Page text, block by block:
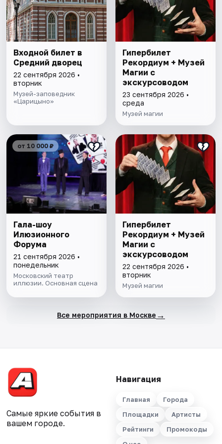
Входной билет в
Средний дворец
22 сентября 2026 •
вторник
Музей-заповедник
«Царицыно»
Гипербилет
Рекордиум + Музей
Магии с
экскурсоводом
23 сентября 2026 •
среда
Музей магии
от 10 000 ₽
Гала-шоу
Илюзионного
Форума
21 сентября 2026 •
понедельник
Московский театр
иллюзии. Основная сцена
Гипербилет
Рекордиум + Музей
Магии с
экскурсоводом
22 сентября 2026 •
вторник
Музей магии
Все мероприятия в Москве →
Самые яркие события в
вашем городе.
Навигация
Главная
Города
Площадки
Артисты
Рейтинги
Промокоды